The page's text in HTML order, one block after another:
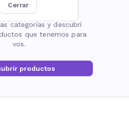
cerrar
no existe
categorías y descubrí
que tenemos para
vos.
productos